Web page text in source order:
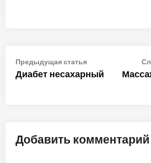
Навигация
по
Предыдущая статьяПредыдущая
статья:
Диабет несахарный
Добавить комментарий